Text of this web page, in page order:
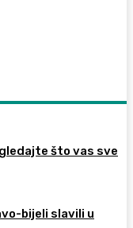
što vas sve
bijeli slavili u